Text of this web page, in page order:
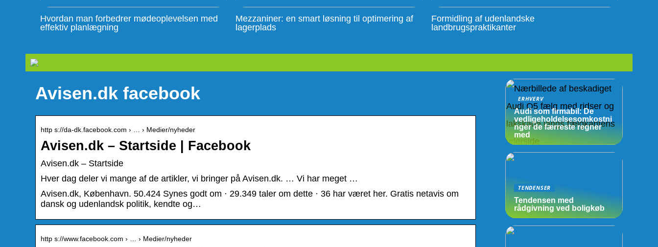
Hvordan man forbedrer mødeoplevelsen med
effektiv planlægning
Mezzaniner: en smart løsning til optimering af
lagerplads
Formidling af udenlandske
landbrugspraktikanter
Avisen.dk facebook
http s://da-dk.facebook.com › … › Medier/nyheder
Avisen.dk – Startside | Facebook
Avisen.dk – Startside
Hver dag deler vi mange af de artikler, vi bringer på Avisen.dk. … Vi har meget …
Avisen.dk, København. 50.424 Synes godt om · 29.349 taler om dette · 36 har været her. Gratis netavis om
dansk og udenlandsk politik, kendte og…
http s://www.facebook.com › … › Medier/nyheder
ERHVERV
Audi som firmabil: De
vedligeholdelsesomkostni
nger de færreste regner
med
TENDENSER
Tendensen med
rådgivning ved boligkøb